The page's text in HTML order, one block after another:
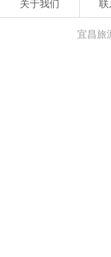
关于我们 联
宜昌旅